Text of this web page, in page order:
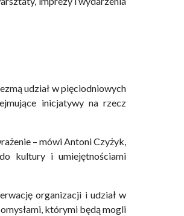
udział w pięciodniowych
inicjatywy na rzecz
– mówi Antoni Czyżyk,
kultury i umiejętnościami
organizacji i udział w
którymi będą mogli